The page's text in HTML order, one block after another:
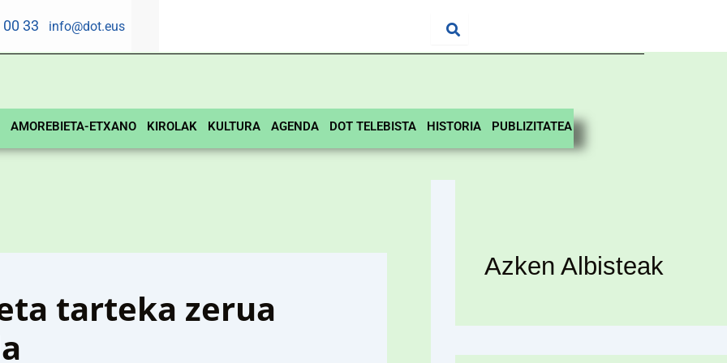
00 33 info@dot.eus
AMOREBIETA-ETXANO KIROLAK KULTURA AGENDA DOT TELEBISTA HISTORIA PUBLIZITATEA
tarteka zerua
Azken Albisteak